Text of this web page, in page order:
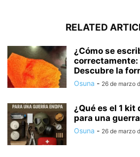
RELATED
¿Cómo se
correctamente:
Descubre la
Osuna - 26 de marzo
¿Qué es el 1
para una
Osuna - 26 de marzo